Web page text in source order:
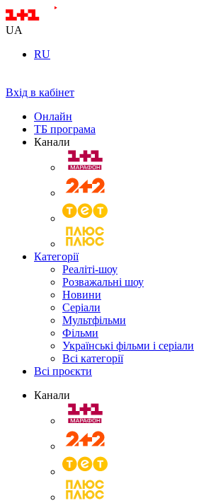
UA
RU
Вхід в кабінет
Онлайн
ТБ програма
Канали
Категорії
Реаліті-шоу
Розважальні шоу
Новини
Серіали
Мультфільми
Фільми
Українські фільми і серіали
Всі категорії
Всі проєкти
Канали